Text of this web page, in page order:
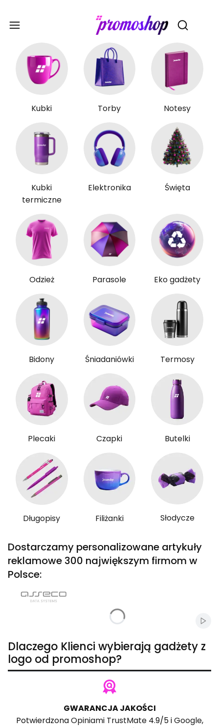
Otwórz
Kubki Torby Notesy
Kubki
termiczne
Elektronika Święta
Odzież Parasole Eko gadżety
Bidony Śniadaniówki Termosy
Plecaki Czapki Butelki
Długopisy Filiżanki Słodycze
Dostarczamy personalizowane artykuły
reklamowe 300 największym firmom w
Polsce:
Dlaczego Klienci wybierają gadżety z
logo od promoshop?
GWARANCJA JAKOŚCI
PotwierdzonaOpiniami TrustMate4.9/5 iGoogle,